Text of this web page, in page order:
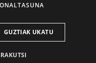
2026ko mar. 1a
GUZTIAK UKATU